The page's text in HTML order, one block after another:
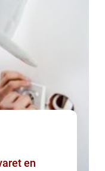
en